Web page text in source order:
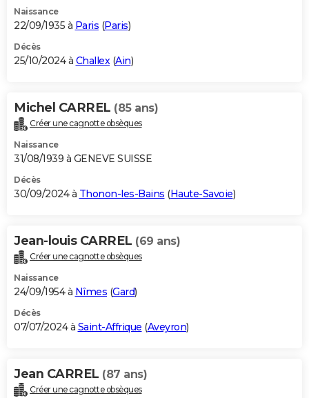
Naissance
22/09/1935 à Paris (Paris)
Décès
25/10/2024 à Challex(Ain)
Michel CARREL (85 ans)
Créer une cagnotte obsèques
Naissance
31/08/1939 à GENEVE SUISSE
Décès
30/09/2024 à Thonon-les-Bains (Haute-Savoie)
Jean-louis CARREL (69 ans)
Créer une cagnotte obsèques
Naissance
24/09/1954 à Nîmes (Gard)
Décès
07/07/2024 à Saint-Affrique (Aveyron)
Jean CARREL (87 ans)
Créer une cagnotte obsèques